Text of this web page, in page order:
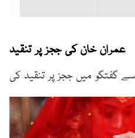
عمران خان کی ججز پر تنقید
گفتگو میں ججز پر تنقید کی